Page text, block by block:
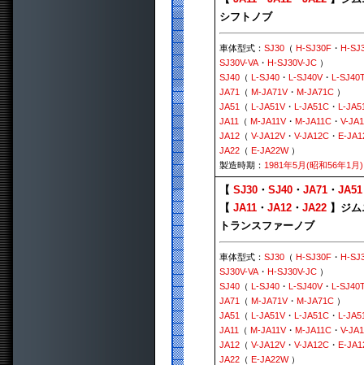
シフトノブ
車体型式： SJ30（ H-SJ30F・ H-
SJ30V-VA・ H-SJ30V-JC）
SJ40（ L-SJ40・ L-SJ40V・ L-
JA71
（ M-JA71V・ M-JA71C）
JA51
（ L-JA51V・ L-JA51C・ L-
JA11
（ M-JA11V・ M-JA11C・ V-
JA12（ V-JA12V・ V-JA12C・ E-
JA22（ E-JA22W）
製造時期： 1981年5月(昭和56年1月)
【 SJ30・ SJ40・ JA71・ JA51
【 JA11・ JA12・ JA22】ジム
トランスファーノブ
車体型式： SJ30（ H-SJ30F・ H-
SJ30V-VA・ H-SJ30V-JC）
SJ40（ L-SJ40・ L-SJ40V・ L-
JA71
（ M-JA71V・ M-JA71C）
JA51
（ L-JA51V・ L-JA51C・ L-
JA11
（ M-JA11V・ M-JA11C・ V-
JA12（ V-JA12V・ V-JA12C・ E-
JA22（ E-JA22W）